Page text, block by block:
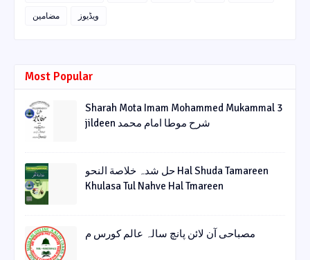
مضامین
ویڈیوز
Most Popular
Sharah Mota Imam Mohammed Mukammal 3
jildeen شرح موطا امام محمد
حل شدہ خلاصة النحو Hal Shuda Tamareen
Khulasa Tul Nahve Hal Tmareen
مصباحی آن لائن پانچ سالہ عالم کورس م